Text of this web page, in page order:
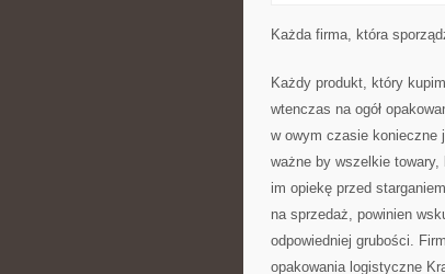
Każda firma, która
Każdy produkt, który
wtenczas na ogół
w owym czasie konieczne
ważne by wszelkie towary,
im opiekę przed
na sprzedaż, powinien
odpowiedniej grubości.
opakowania logistyczne